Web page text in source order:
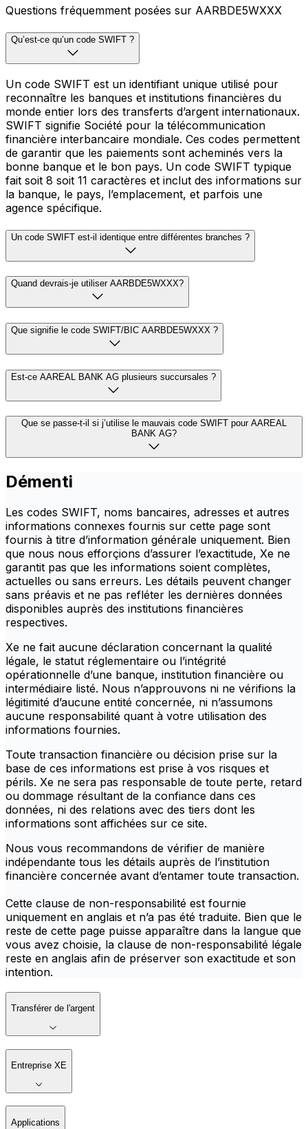
Questions fréquemment posées sur AARBDE5WXXX
Qu’est-ce qu’un code SWIFT ?
Un code SWIFT est un identifiant unique utilisé pour
reconnaître les banques et institutions financières du
monde entier lors des transferts d’argent internationaux.
SWIFT signifie Société pour la télécommunication
financière interbancaire mondiale. Ces codes permettent
de garantir que les paiements sont acheminés vers la
bonne banque et le bon pays. Un code SWIFT typique
fait soit 8 soit 11 caractères et inclut des informations sur
la banque, le pays, l’emplacement, et parfois une
agence spécifique.
Un code SWIFT est-il identique entre différentes branches ?
Quand devrais-je utiliser AARBDE5WXXX?
Que signifie le code SWIFT/BIC AARBDE5WXXX ?
Est-ce AAREAL BANK AG plusieurs succursales ?
Que se passe-t-il si j’utilise le mauvais code SWIFT pour AAREAL
BANK AG?
Démenti
Les codes SWIFT, noms bancaires, adresses et autres
informations connexes fournis sur cette page sont
fournis à titre d’information générale uniquement. Bien
que nous nous efforçions d’assurer l’exactitude, Xe ne
garantit pas que les informations soient complètes,
actuelles ou sans erreurs. Les détails peuvent changer
sans préavis et ne pas refléter les dernières données
disponibles auprès des institutions financières
respectives.
Xe ne fait aucune déclaration concernant la qualité
légale, le statut réglementaire ou l’intégrité
opérationnelle d’une banque, institution financière ou
intermédiaire listé. Nous n’approuvons ni ne vérifions la
légitimité d’aucune entité concernée, ni n’assumons
aucune responsabilité quant à votre utilisation des
informations fournies.
Toute transaction financière ou décision prise sur la
base de ces informations est prise à vos risques et
périls. Xe ne sera pas responsable de toute perte, retard
ou dommage résultant de la confiance dans ces
données, ni des relations avec des tiers dont les
informations sont affichées sur ce site.
Nous vous recommandons de vérifier de manière
indépendante tous les détails auprès de l’institution
financière concernée avant d’entamer toute transaction.
Cette clause de non-responsabilité est fournie
uniquement en anglais et n’a pas été traduite. Bien que le
reste de cette page puisse apparaître dans la langue que
vous avez choisie, la clause de non-responsabilité légale
reste en anglais afin de préserver son exactitude et son
intention.
Transférer de l'argent
Entreprise XE
Applications